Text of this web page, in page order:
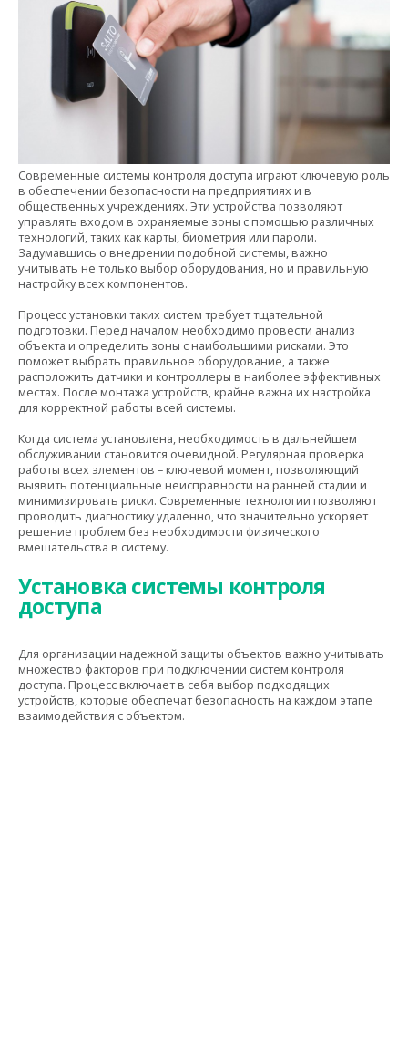
Современные системы контроля доступа играют ключевую роль
в обеспечении безопасности на предприятиях и в
общественных учреждениях. Эти устройства позволяют
управлять входом в охраняемые зоны с помощью различных
технологий, таких как карты, биометрия или пароли.
Задумавшись о внедрении подобной системы, важно
учитывать не только выбор оборудования, но и правильную
настройку всех компонентов.
Процесс установки таких систем требует тщательной
подготовки. Перед началом необходимо провести анализ
объекта и определить зоны с наибольшими рисками. Это
поможет выбрать правильное оборудование, а также
расположить датчики и контроллеры в наиболее эффективных
местах. После монтажа устройств, крайне важна их настройка
для корректной работы всей системы.
Когда система установлена, необходимость в дальнейшем
обслуживании становится очевидной. Регулярная проверка
работы всех элементов – ключевой момент, позволяющий
выявить потенциальные неисправности на ранней стадии и
минимизировать риски. Современные технологии позволяют
проводить диагностику удаленно, что значительно ускоряет
решение проблем без необходимости физического
вмешательства в систему.
Установка системы контроля
доступа
Для организации надежной защиты объектов важно учитывать
множество факторов при подключении систем контроля
доступа. Процесс включает в себя выбор подходящих
устройств, которые обеспечат безопасность на каждом этапе
взаимодействия с объектом.